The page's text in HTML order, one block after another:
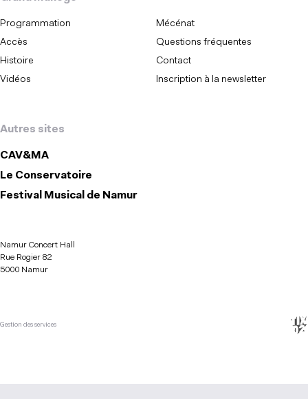
Autres sites
CAV&MA
Le Conservatoire
Festival Musical de Namur
Programmation
Mécénat
Accès
Questions fréquentes
Histoire
Contact
Vidéos
Inscription à la newsletter
Namur Concert Hall
Rue Rogier 82
5000 Namur
Gestion des services